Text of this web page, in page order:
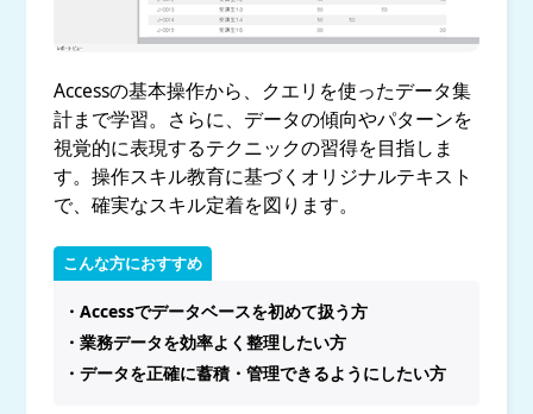
Accessの基本操作から、クエリを使ったデータ集
計まで学習。さらに、データの傾向やパターンを
視覚的に表現するテクニックの習得を目指しま
す。操作スキル教育に基づくオリジナルテキスト
で、確実なスキル定着を図ります。
こんな方におすすめ
・Accessでデータベースを初めて扱う方
・業務データを効率よく整理したい方
・データを正確に蓄積・管理できるようにしたい方